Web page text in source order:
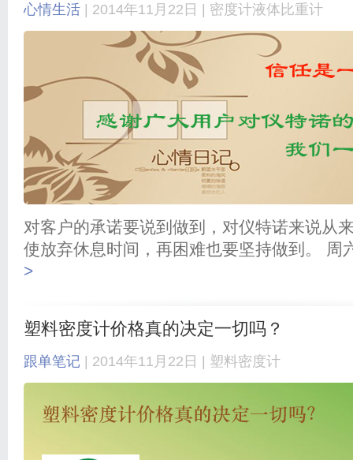
心情生活 | 2014年11月22日 | 密度计液体比重计
对客户的承诺要说到做到，对仪特诺来说从
使放弃休息时间，再困难也要坚持做到。 周
>
塑料密度计价格真的决定一切吗？
跟单笔记 | 2014年11月22日 | 塑料密度计